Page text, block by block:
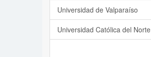
Universidad de Valparaíso
Universidad Católica del Norte